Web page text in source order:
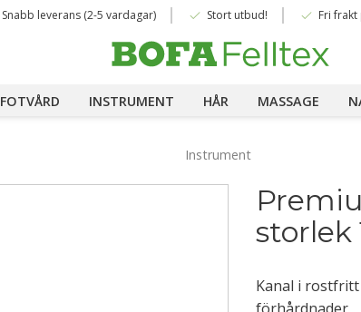
Snabb leverans (2-5 vardagar) done Stort utbud! done Fri
FOTVÅRD INSTRUMENT HÅR MASSAGE
Instrument
storlek
Kanal i